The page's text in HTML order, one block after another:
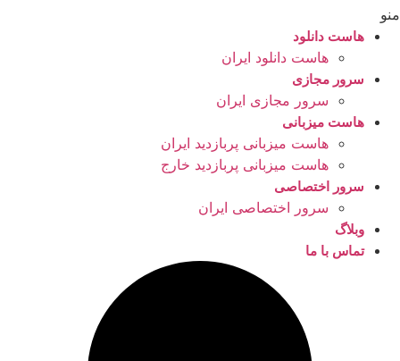
منو
هاست دانلود
هاست دانلود ایران
سرور مجازی
سرور مجازی ایران
هاست میزبانی
هاست میزبانی پربازدید ایران
هاست میزبانی پربازدید خارج
سرور اختصاصی
سرور اختصاصی ایران
وبلاگ
تماس با ما